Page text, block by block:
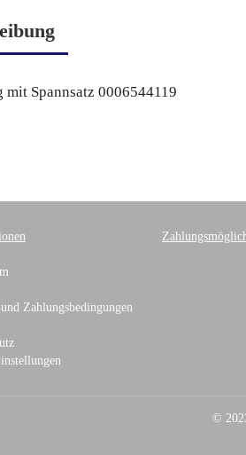
mit Spannsatz 0006544119
Zahlungsbedingungen
©